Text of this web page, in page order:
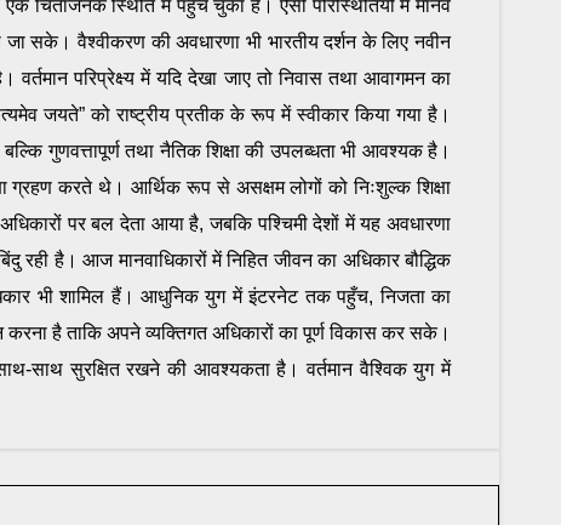
चिंताजनक स्थिति में पहुँच चुका है। ऐसी परिस्थितियों में मानव
सके। वैश्वीकरण की अवधारणा भी भारतीय दर्शन के लिए नवीन
परिप्रेक्ष्य में यदि देखा जाए तो निवास तथा आवागमन का
जयते” को राष्ट्रीय प्रतीक के रूप में स्वीकार किया गया है।
बल्कि गुणवत्तापूर्ण तथा नैतिक शिक्षा की उपलब्धता भी आवश्यक है।
ग्रहण करते थे। आर्थिक रूप से असक्षम लोगों को निःशुल्क शिक्षा
पर बल देता आया है, जबकि पश्चिमी देशों में यह अवधारणा
रही है। आज मानवाधिकारों में निहित जीवन का अधिकार बौद्धिक
भी शामिल हैं। आधुनिक युग में इंटरनेट तक पहुँच, निजता का
करना है ताकि अपने व्यक्तिगत अधिकारों का पूर्ण विकास कर सके।
साथ सुरक्षित रखने की आवश्यकता है। वर्तमान वैश्विक युग में